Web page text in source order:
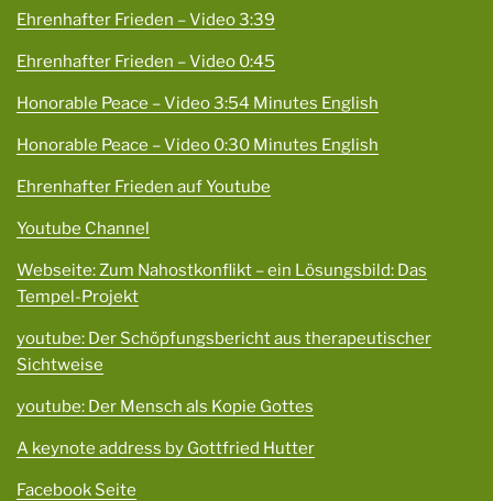
Ehrenhafter Frieden – Video 3:39
Ehrenhafter Frieden – Video 0:45
Honorable Peace – Video 3:54 Minutes English
Honorable Peace – Video 0:30 Minutes English
Ehrenhafter Frieden auf Youtube
Youtube Channel
Webseite: Zum Nahostkonflikt – ein Lösungsbild: Das
Tempel-Projekt
youtube: Der Schöpfungsbericht aus therapeutischer
Sichtweise
youtube: Der Mensch als Kopie Gottes
A keynote address by Gottfried Hutter
Facebook Seite